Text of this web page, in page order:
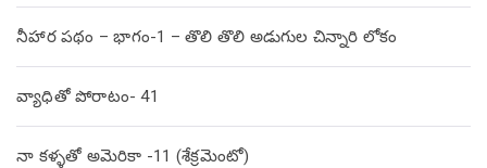
నీహార పథం – భాగం-1 – తొలి తొలి అడుగుల చిన్నారి లోకం
వ్యాధితో పోరాటం- 41
నా కళ్ళతో అమెరికా -11 (శేక్రమెంటో)